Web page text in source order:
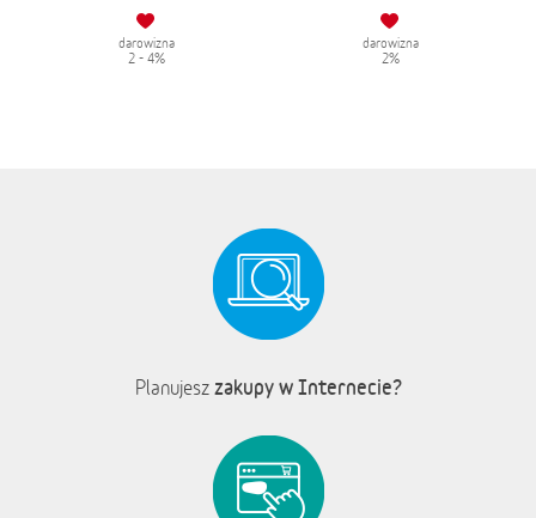
darowizna
2 - 4%
darowizna
2%
Planujesz zakupy w Internecie?